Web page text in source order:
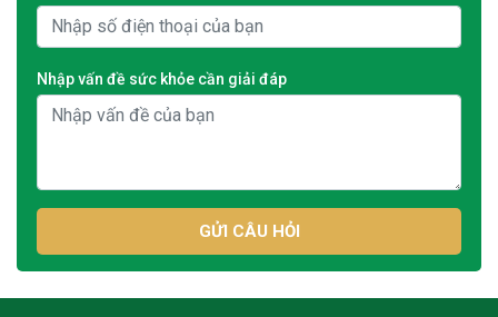
Nhập vấn đề sức khỏe cần giải đáp
GỬI CÂU HỎI